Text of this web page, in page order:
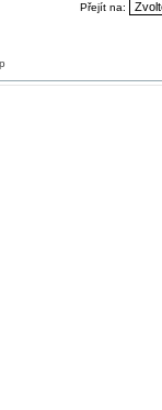
Přejít na: